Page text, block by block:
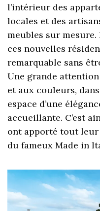
l’intérieur des
locales et des
meubles sur mesure.
ces nouvelles
remarquable sans
Une grande
et aux couleurs,
espace d’une
accueillante. C’est
ont apporté tout
du fameux Made in